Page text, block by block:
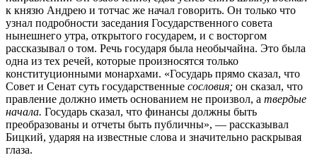
к князю Андрею и тотчас же начал говорить. Он только что
узнал подробности заседания Государственного совета
нынешнего утра, открытого государем, и с восторгом
рассказывал о том. Речь государя была необычайна. Это была
одна из тех речей, которые произносятся только
конституционными монархами. «Государь прямо сказал, что
Совет и Сенат суть государственные сословия; он сказал, что
правление должно иметь основанием не произвол, а твердые
начала. Государь сказал, что финансы должны быть
преобразованы и отчеты быть публичны», — рассказывал
Бицкий, ударяя на известные слова и значительно раскрывая
глаза.